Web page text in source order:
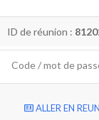
ID de réunion :
Code / mot de
ALLER EN